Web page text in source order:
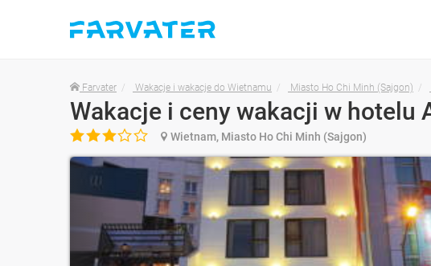
Farvater Wakacje i wakacje do Wietnamu Miasto Ho Chi Minh (Sajgon)
 Wietnam, Miasto Ho Chi Minh (Sajgon)